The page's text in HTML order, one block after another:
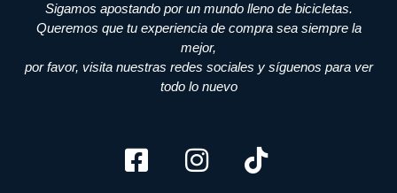
Sigamos apostando por un mundo lleno de bicicletas.
Queremos que tu experiencia de compra sea siempre la
mejor,
por favor, visita nuestras redes sociales y síguenos para ver
todo lo nuevo